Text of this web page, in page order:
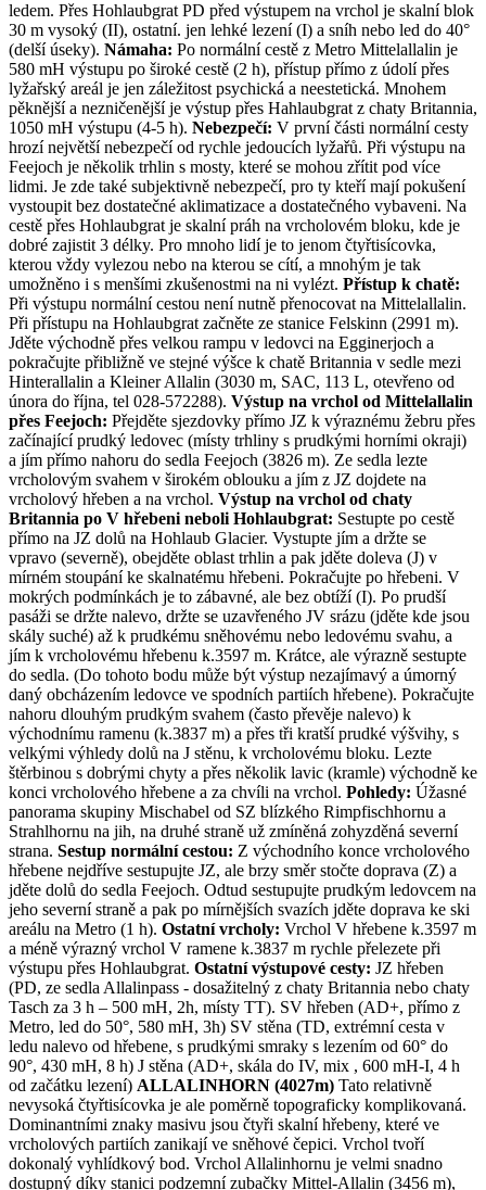
ledem. Přes Hohlaubgrat PD před výstupem na vrchol je skalní blok
30 m vysoký (II), ostatní. jen lehké lezení (I) a sníh nebo led do 40°
(delší úseky). Námaha: Po normální cestě z Metro Mittelallalin je
580 mH výstupu po široké cestě (2 h), přístup přímo z údolí přes
lyžařský areál je jen záležitost psychická a neestetická. Mnohem
pěknější a nezničenější je výstup přes Hahlaubgrat z chaty Britannia,
1050 mH výstupu (4-5 h). Nebezpečí: V první části normální cesty
hrozí největší nebezpečí od rychle jedoucích lyžařů. Při výstupu na
Feejoch je několik trhlin s mosty, které se mohou zřítit pod více
lidmi. Je zde také subjektivně nebezpečí, pro ty kteří mají pokušení
vystoupit bez dostatečné aklimatizace a dostatečného vybaveni. Na
cestě přes Hohlaubgrat je skalní práh na vrcholovém bloku, kde je
dobré zajistit 3 délky. Pro mnoho lidí je to jenom čtyřtisícovka,
kterou vždy vylezou nebo na kterou se cítí, a mnohým je tak
umožněno i s menšími zkušenostmi na ni vylézt. Přístup k chatě:
Při výstupu normální cestou není nutně přenocovat na Mittelallalin.
Při přístupu na Hohlaubgrat začněte ze stanice Felskinn (2991 m).
Jděte východně přes velkou rampu v ledovci na Egginerjoch a
pokračujte přibližně ve stejné výšce k chatě Britannia v sedle mezi
Hinterallalin a Kleiner Allalin (3030 m, SAC, 113 L, otevřeno od
února do října, tel 028-572288). Výstup na vrchol od Mittelallalin
přes Feejoch: Přejděte sjezdovky přímo JZ k výraznému žebru přes
začínající prudký ledovec (místy trhliny s prudkými horními okraji)
a jím přímo nahoru do sedla Feejoch (3826 m). Ze sedla lezte
vrcholovým svahem v širokém oblouku a jím z JZ dojdete na
vrcholový hřeben a na vrchol. Výstup na vrchol od chaty
Britannia po V hřebeni neboli Hohlaubgrat: Sestupte po cestě
přímo na JZ dolů na Hohlaub Glacier. Vystupte jím a držte se
vpravo (severně), obejděte oblast trhlin a pak jděte doleva (J) v
mírném stoupání ke skalnatému hřebeni. Pokračujte po hřebeni. V
mokrých podmínkách je to zábavné, ale bez obtíží (I). Po prudší
pasáži se držte nalevo, držte se uzavřeného JV srázu (jděte kde jsou
skály suché) až k prudkému sněhovému nebo ledovému svahu, a
jím k vrcholovému hřebenu k.3597 m. Krátce, ale výrazně sestupte
do sedla. (Do tohoto bodu může být výstup nezajímavý a úmorný
daný obcházením ledovce ve spodních partiích hřebene). Pokračujte
nahoru dlouhým prudkým svahem (často převěje nalevo) k
východnímu ramenu (k.3837 m) a přes tři kratší prudké výšvihy, s
velkými výhledy dolů na J stěnu, k vrcholovému bloku. Lezte
štěrbinou s dobrými chyty a přes několik lavic (kramle) východně ke
konci vrcholového hřebene a za chvíli na vrchol. Pohledy: Úžasné
panorama skupiny Mischabel od SZ blízkého Rimpfischhornu a
Strahlhornu na jih, na druhé straně už zmíněná zohyzděná severní
strana. Sestup normální cestou: Z východního konce vrcholového
hřebene nejdříve sestupujte JZ, ale brzy směr stočte doprava (Z) a
jděte dolů do sedla Feejoch. Odtud sestupujte prudkým ledovcem na
jeho severní straně a pak po mírnějších svazích jděte doprava ke ski
areálu na Metro (1 h). Ostatní vrcholy: Vrchol V hřebene k.3597 m
a méně výrazný vrchol V ramene k.3837 m rychle přelezete při
výstupu přes Hohlaubgrat. Ostatní výstupové cesty: JZ hřeben
(PD, ze sedla Allalinpass - dosažitelný z chaty Britannia nebo chaty
Tasch za 3 h – 500 mH, 2h, místy TT). SV hřeben (AD+, přímo z
Metro, led do 50°, 580 mH, 3h) SV stěna (TD, extrémní cesta v
ledu nalevo od hřebene, s prudkými smraky s lezením od 60° do
90°, 430 mH, 8 h) J stěna (AD+, skála do IV, mix , 600 mH-I, 4 h
od začátku lezení) ALLALINHORN (4027m) Tato relativně
nevysoká čtyřtisícovka je ale poměrně topograficky komplikovaná.
Dominantními znaky masivu jsou čtyři skalní hřebeny, které ve
vrcholových partiích zanikají ve sněhové čepici. Vrchol tvoří
dokonalý vyhlídkový bod. Vrchol Allalinhornu je velmi snadno
dostupný díky stanici podzemní zubačky Mittel-Allalin (3456 m),